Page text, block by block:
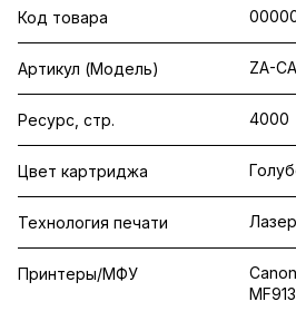
Код товара
Артикул (Модель) ZA-
Ресурс, стр. 4000
Цвет картриджа
Технология печати
Принтеры/МФУ